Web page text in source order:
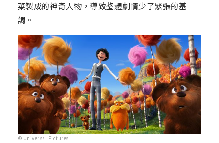
菜製成的神奇人物，導致整體劇情少了緊張的基
調。
© Universal Pictures